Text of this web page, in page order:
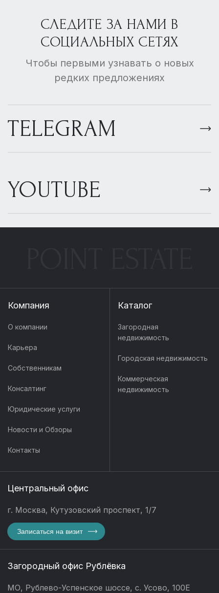
СЛЕДИТЕ ЗА НАМИ В
СОЦИАЛЬНЫХ СЕТЯХ
Чтобы первыми узнавать о новых
редких предложениях
TELEGRAM
YOUTUBE
Компания
О компании
Карьера
Собственникам
Консалтинг
Юридические услуги
Новости и Обзоры
Контакты
Каталог
Загородная
недвижимость
Городская недвижимость
Коммерческая
недвижимость
Центральный офис
г. Москва, Кутузовский проспект, 1/7
Записаться на визит
Загородный офис Рублёвка
МО, Рублево-Успенское шоссе, с. Усово, 100Е